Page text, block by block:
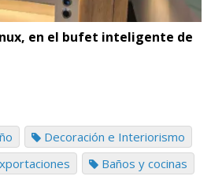
en el bufet inteligente de
Decoración e Interiorismo
Baños y cocinas